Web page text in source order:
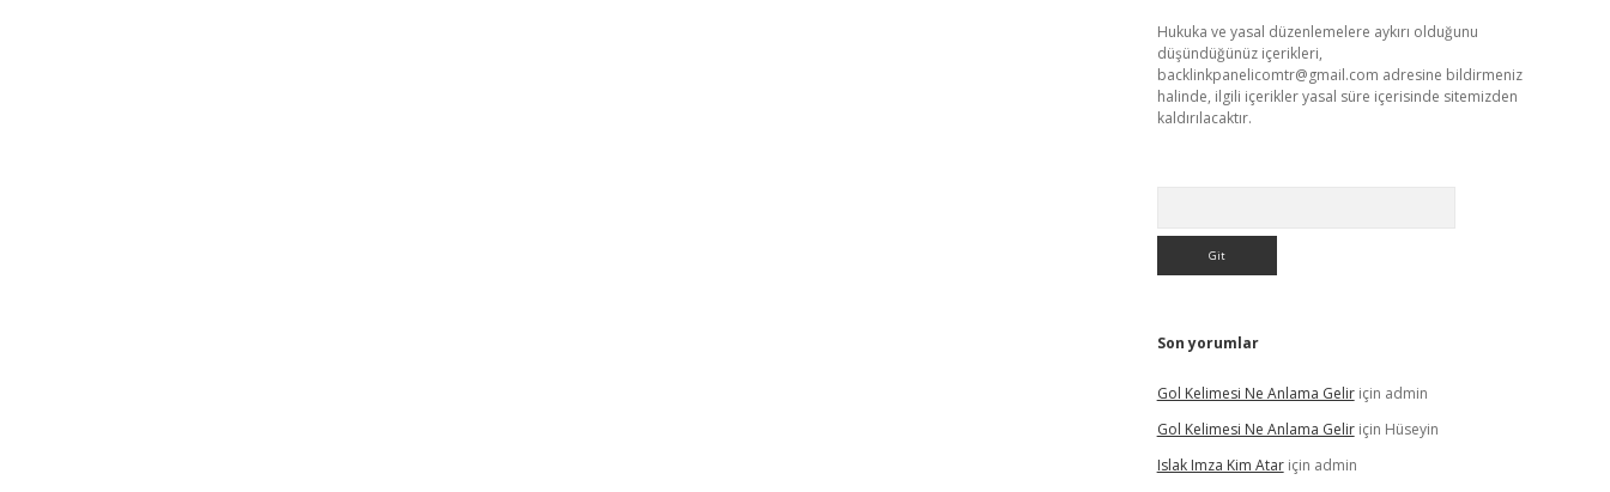
Hukuka ve yasal düzenlemelere aykırı olduğunu
düşündüğünüz içerikleri,
backlinkpanelicomtr@gmail.com adresine bildirmeniz
halinde, ilgili içerikler yasal süre içerisinde sitemizden
kaldırılacaktır.
Son yorumlar
Gol Kelimesi Ne Anlama Geliriçin admin
Gol Kelimesi Ne Anlama Geliriçin Hüseyin
Islak Imza Kim Atariçin admin